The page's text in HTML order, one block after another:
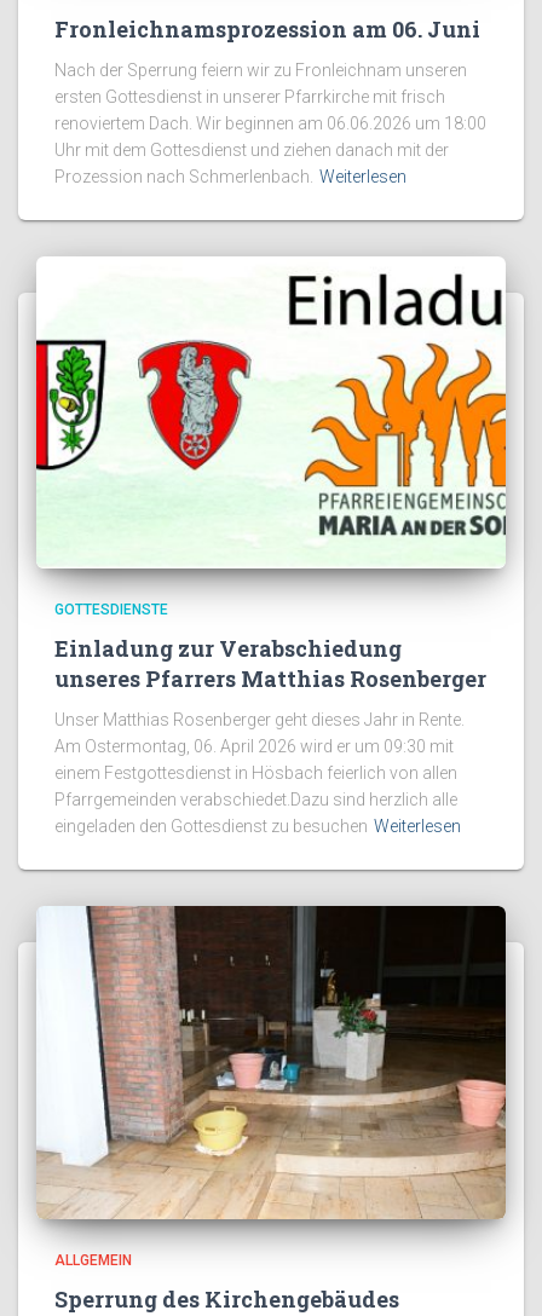
Fronleichnamsprozession am 06. Juni
Nach der Sperrung feiern wir zu Fronleichnam unseren
ersten Gottesdienst in unserer Pfarrkirche mit frisch
renoviertem Dach. Wir beginnen am 06.06.2026 um 18:00
Uhr mit dem Gottesdienst und ziehen danach mit der
Prozession nach Schmerlenbach. Weiterlesen
GOTTESDIENSTE
Einladung zur Verabschiedung
unseres Pfarrers Matthias Rosenberger
Unser Matthias Rosenberger geht dieses Jahr in Rente.
Am Ostermontag, 06. April 2026 wird er um 09:30 mit
einem Festgottesdienst in Hösbach feierlich von allen
Pfarrgemeinden verabschiedet.Dazu sind herzlich alle
eingeladen den Gottesdienst zu besuchen Weiterlesen
ALLGEMEIN
Sperrung des Kirchengebäudes